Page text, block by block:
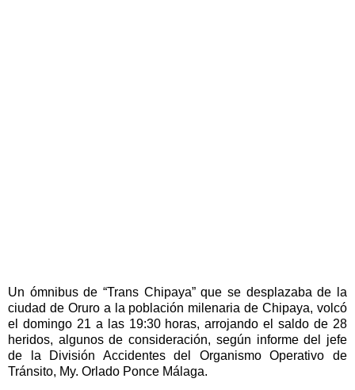
Un ómnibus de “Trans Chipaya” que se desplazaba de la
ciudad de Oruro a la población milenaria de Chipaya, volcó
el domingo 21 a las 19:30 horas, arrojando el saldo de 28
heridos, algunos de consideración, según informe del jefe
de la División Accidentes del Organismo Operativo de
Tránsito, My. Orlado Ponce Málaga.